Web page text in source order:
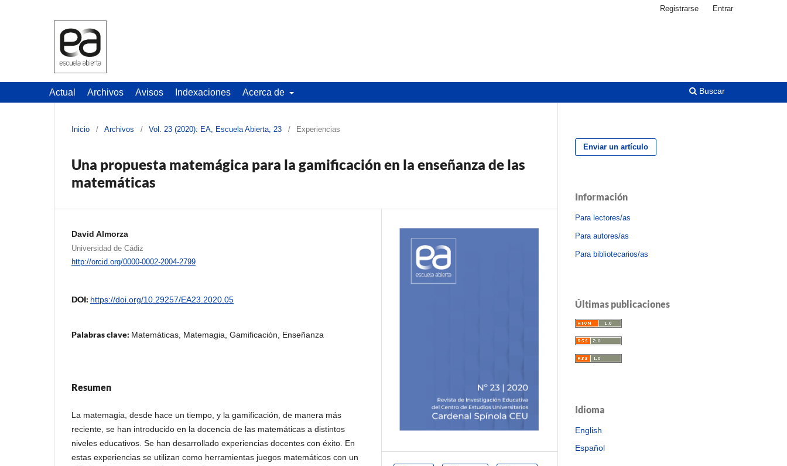
Actual Archivos Avisos Indexaciones Acerca de Buscar
Registrarse Entrar
Inicio / Archivos / Vol. 23 (2020): EA, Escuela Abierta, 23 / Experiencias
Una propuesta matemágica para la gamificación en la enseñanza de las
matemáticas
David Almorza
Universidad de Cádiz
http://orcid.org/0000-0002-2004-2799
DOI: https://doi.org/10.29257/EA23.2020.05
Palabras clave: Matemáticas, Matemagia, Gamificación, Enseñanza
Resumen
La matemagia, desde hace un tiempo, y la gamificación, de manera más
reciente, se han introducido en la docencia de las matemáticas a distintos
niveles educativos. Se han desarrollado experiencias docentes con éxito. En
estas experiencias se utilizan como herramientas juegos matemáticos con un
Enviar un artículo
Información
Para lectores/as
Para autores/as
Para bibliotecarios/as
Últimas publicaciones
Idioma
English
Español